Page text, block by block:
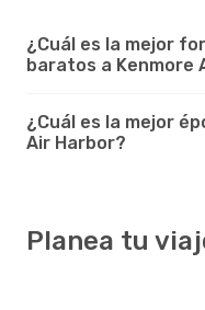
¿Cuál es la mejor
baratos a Kenmore
¿Cuál es la mejor
Air Harbor?
Planea tu